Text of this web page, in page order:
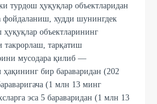
турдош ҳуқуқлар объектларидан
фойдаланиш, худди шунингдек
объектларининг
такрорлаш, тарқатиш
мусодара қилиб —
бир бараваридан (202
(1 млн 13 минг
эса 5 бараваридан (1 млн 13